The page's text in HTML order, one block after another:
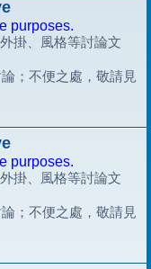
purposes.
掛、風格等討論文
；不便之處，敬請見
purposes.
掛、風格等討論文
；不便之處，敬請見